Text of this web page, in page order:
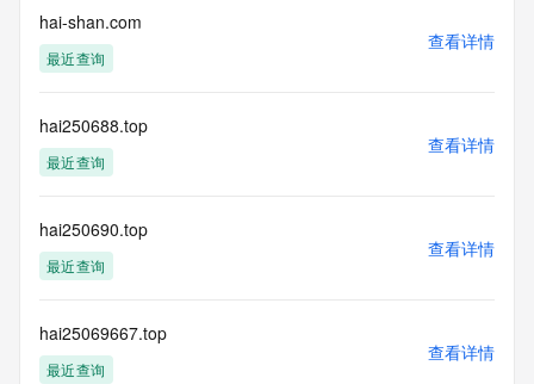
hai-shan.com
最近查询
查看详情
hai250688.top
最近查询
查看详情
hai250690.top
最近查询
查看详情
hai25069667.top
最近查询
查看详情